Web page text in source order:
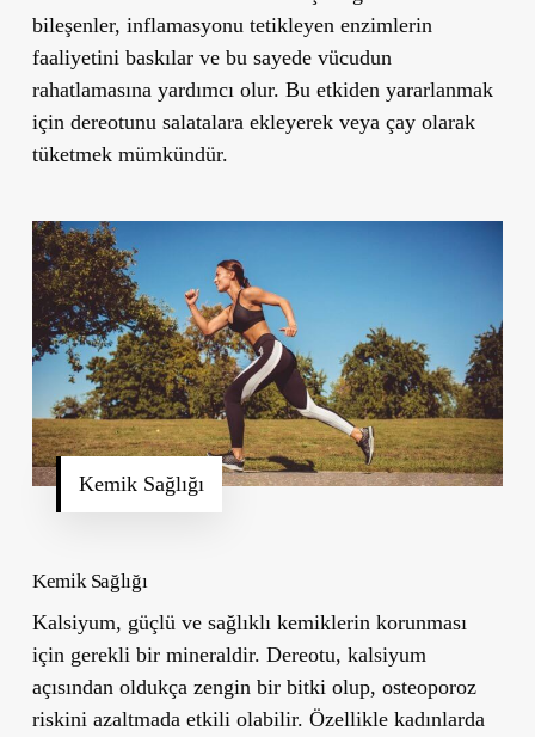
bileşenler, inflamasyonu tetikleyen enzimlerin
faaliyetini baskılar ve bu sayede vücudun
rahatlamasına yardımcı olur. Bu etkiden yararlanmak
için dereotunu salatalara ekleyerek veya çay olarak
tüketmek mümkündür.
Kemik Sağlığı
Kemik Sağlığı
Kalsiyum, güçlü ve sağlıklı kemiklerin korunması
için gerekli bir mineraldir. Dereotu, kalsiyum
açısından oldukça zengin bir bitki olup, osteoporoz
riskini azaltmada etkili olabilir. Özellikle kadınlarda